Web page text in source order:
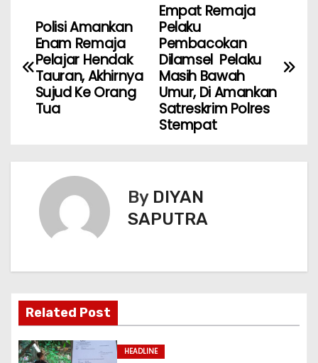
Empat Remaja
Pelaku
Pembacokan
Dilamsel Pelaku
Masih Bawah
Umur, Di Amankan
Satreskrim Polres
Stempat
Polisi Amankan
Enam Remaja
Pelajar Hendak
Tauran, Akhirnya
Sujud Ke Orang
Tua
By DIYAN
SAPUTRA
Related Post
HEADLINE